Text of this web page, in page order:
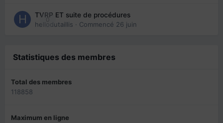
0
TVRP ET suite de procédures
hellodutaillis · Commencé 26 juin
Statistiques des membres
Total des membres
118858
Maximum en ligne